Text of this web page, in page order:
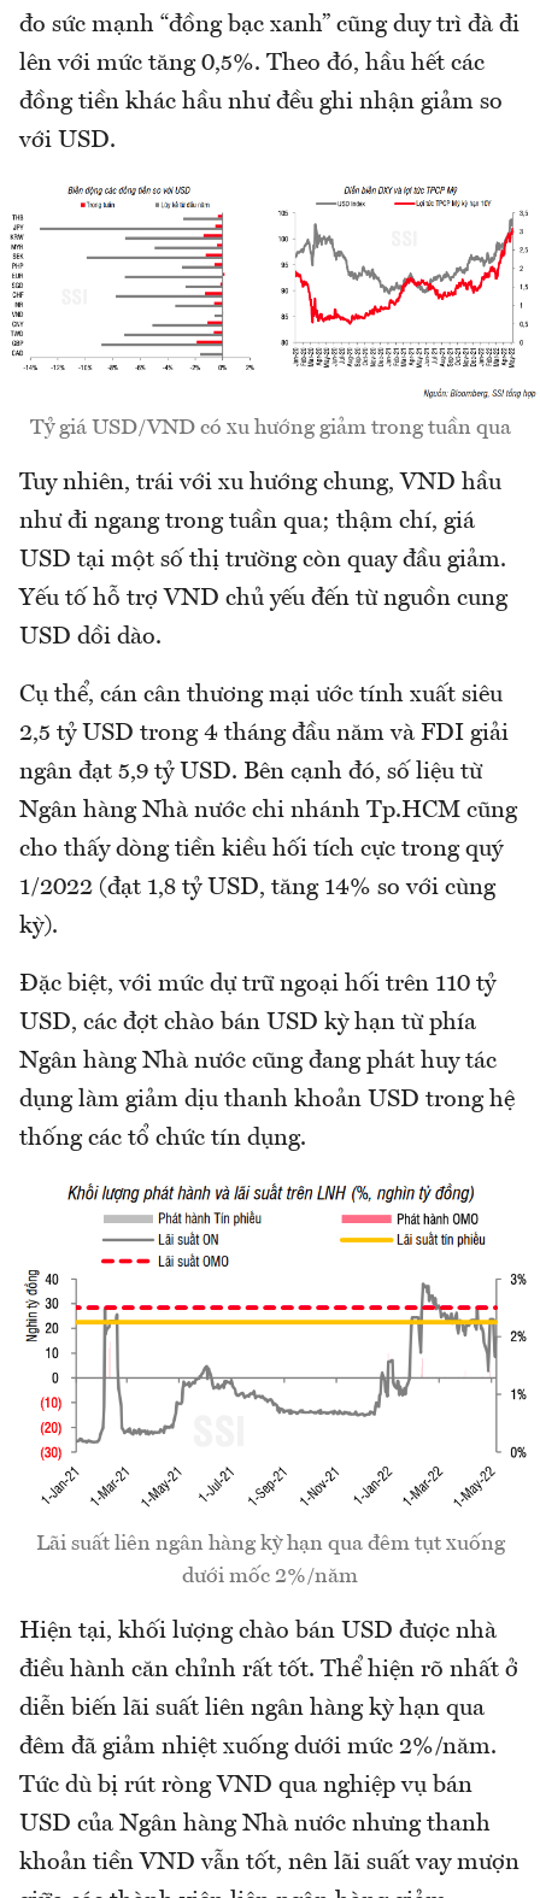
đo sức mạnh “đồng bạc xanh” cũng duy trì đà đi
lên với mức tăng 0,5%. Theo đó, hầu hết các
đồng tiền khác hầu như đều ghi nhận giảm so
với USD.
Tỷ giá USD/VND có xu hướng giảm trong tuần qua
Tuy nhiên, trái với xu hướng chung, VND hầu
như đi ngang trong tuần qua; thậm chí, giá
USD tại một số thị trường còn quay đầu giảm.
Yếu tố hỗ trợ VND chủ yếu đến từ nguồn cung
USD dồi dào.
Cụ thể, cán cân thương mại ước tính xuất siêu
2,5 tỷ USD trong 4 tháng đầu năm và FDI giải
ngân đạt 5,9 tỷ USD. Bên cạnh đó, số liệu từ
Ngân hàng Nhà nước chi nhánh Tp.HCM cũng
cho thấy dòng tiền kiều hối tích cực trong quý
1/2022 (đạt 1,8 tỷ USD, tăng 14% so với cùng
kỳ).
Đặc biệt, với mức dự trữ ngoại hối trên 110 tỷ
USD, các đợt chào bán USD kỳ hạn từ phía
Ngân hàng Nhà nước cũng đang phát huy tác
dụng làm giảm dịu thanh khoản USD trong hệ
thống các tổ chức tín dụng.
Lãi suất liên ngân hàng kỳ hạn qua đêm tụt xuống
dưới mốc 2%/năm
Hiện tại, khối lượng chào bán USD được nhà
điều hành căn chỉnh rất tốt. Thể hiện rõ nhất ở
diễn biến lãi suất liên ngân hàng kỳ hạn qua
đêm đã giảm nhiệt xuống dưới mức 2%/năm.
Tức dù bị rút ròng VND qua nghiệp vụ bán
USD của Ngân hàng Nhà nước nhưng thanh
khoản tiền VND vẫn tốt, nên lãi suất vay mượn